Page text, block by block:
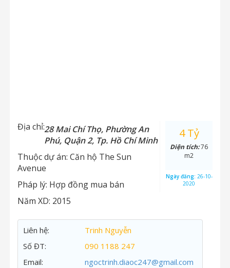
Địa chỉ:28 Mai Chí Thọ, Phường An
Phú, Quận 2, Tp. Hồ Chí Minh
Thuộc dự án: Căn hộ The Sun
Avenue
Pháp lý: Hợp đồng mua bán
Năm XD: 2015
4 Tỷ
Diện tích:76
m2
Ngày đăng: 26-10-
2020
Liên hệ:
Trinh Nguyễn
Số ĐT:
090 1188 247
Email:
ngoctrinh.diaoc247@gmail.com